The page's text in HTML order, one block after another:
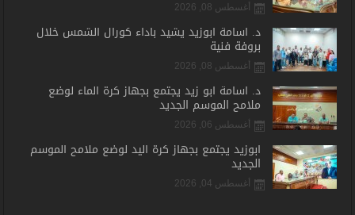
أغسطس 08, 2026
د. أسامة أبوزيد يشيد بأداء كورال الشمس خلال
بروفة فنية
أغسطس 08, 2026
د. أسامة أبو زيد يجتمع بجهاز كرة الماء لوضع
ملامح الموسم الجديد
أغسطس 06, 2026
أبوزيد يجتمع بجهاز كرة اليد لوضع ملامح الموسم
الجديد
أغسطس 04, 2026